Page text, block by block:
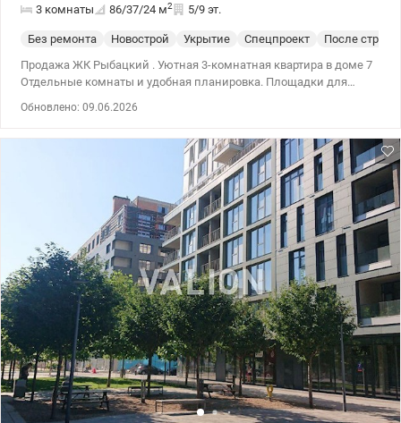
3 комнаты 86/37/24 м2 5/9 эт.
Без ремонта Новострой Укрытие Спецпроект
После
Продажа ЖК Рыбацкий . Уютная 3-комнатная квартира в доме 7
Отдельные комнаты и удобная планировка. Площадки для
площадь. Всего за 15 минут вы окажетесь на улице Крещатик.
Рядом ТЦ Брокбастер и Оболонская набережная. Для
покупателя квартиры можем предложить место в подземном
паркинге. Паркинг находится под домом с лифтом на этаж. Дом
бетонно монолитный, в квартире 3 комнаты. 044 200 10 80
Valion.ua/1106759
Обновлено: 09.06.2026